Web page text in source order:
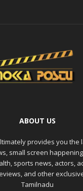
ABOUT US
provides you the
small screen
sports news, actors,
and other
Tamilnadu